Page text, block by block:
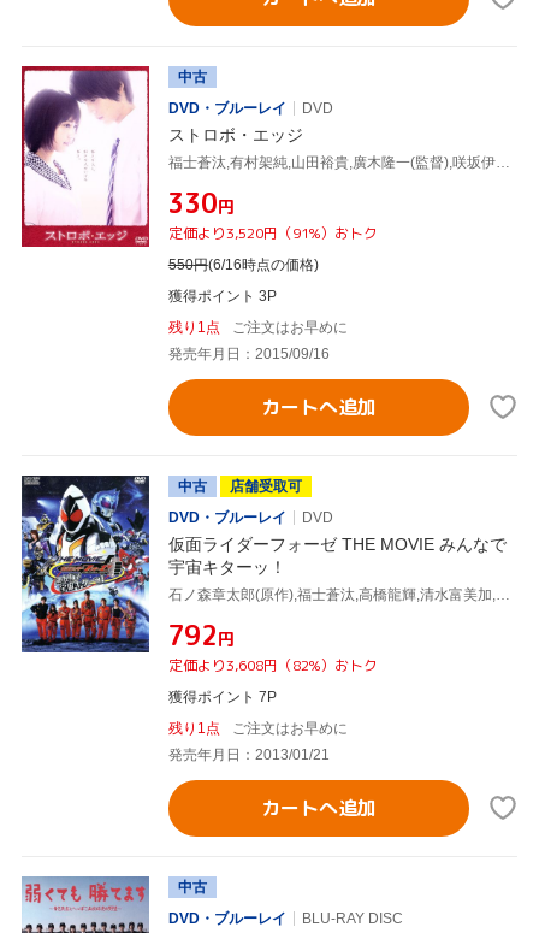
中古
DVD・ブルーレイ
DVD
ストロボ・エッジ
福士蒼汰,有村架純,山田裕貴,廣木隆一(監督),咲坂伊緒(原作),世武裕子(音楽)
¥330円
定価より3,520円（91%）おトク
550円(6/16時点の価格)
獲得ポイント 3P
残り1点
ご注文はお早めに
発売年月日：2015/09/16
カートへ追加
中古
店舗受取可
DVD・ブルーレイ
DVD
仮面ライダーフォーゼ THE MOVIE みんなで
宇宙キターッ！
¥792円
定価より3,608円（82%）おトク
獲得ポイント 7P
残り1点
ご注文はお早めに
発売年月日：2013/01/21
カートへ追加
中古
DVD・ブルーレイ
BLU-RAY DISC